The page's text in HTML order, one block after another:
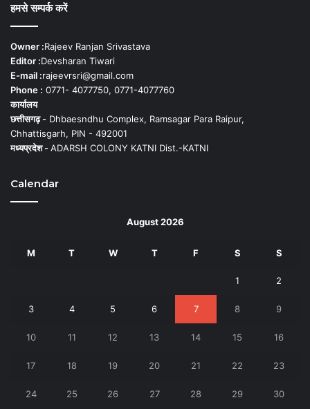
हमसे सम्पर्क करें
Owner :Rajeev Ranjan Srivastava
Editor :Devsharan Tiwari
E-mail :rajeevrsri@gmail.com
Phone : 0771- 4077750, 0771-4077760
कार्यालय
छत्तीसगढ़ - Dhbaesndhu Complex, Ramsagar Para Raipur,
Chhattisgarh, PIN - 492001
मध्यप्रदेश -ADARSH COLONY KATNI Dist.-KATNI
Calendar
August 2026
M T W T F S S
1 2
3 4 5 6 7 8 9
10 11 12 13 14 15 16
17 18 19 20 21 22 23
24 25 26 27 28 29 30